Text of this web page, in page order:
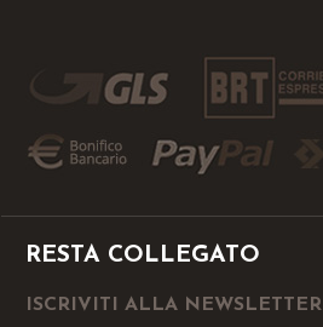
RESTA COLLEGATO
ISCRIVITI ALLA NEWSLETTER